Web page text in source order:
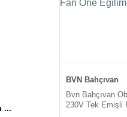
...
BVN Bahçıvan
Bvn Bahçıvan
230V Tek Emişli